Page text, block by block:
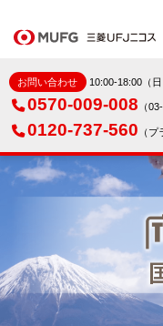
お問い合わせ 10:00-18:00（
0570-009-008 （
0120-737-560 （